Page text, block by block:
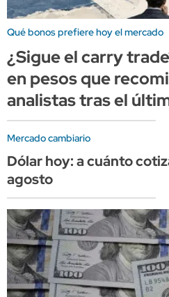
Qué bonos prefiere hoy el mercado
¿Sigue el carry
en pesos que
analistas tras el
Mercado cambiario
Dólar hoy: a cuánto
agosto